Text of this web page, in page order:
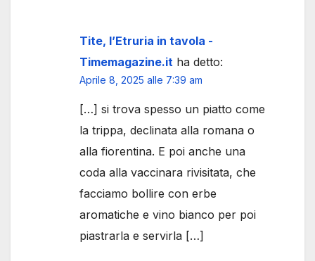
Tite, l’Etruria in tavola -
Timemagazine.it ha detto:
Aprile 8, 2025 alle 7:39 am
[…] si trova spesso un piatto come
la trippa, declinata alla romana o
alla fiorentina. E poi anche una
coda alla vaccinara rivisitata, che
facciamo bollire con erbe
aromatiche e vino bianco per poi
piastrarla e servirla […]